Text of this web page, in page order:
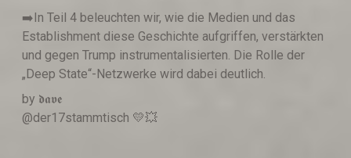
➡️In Teil 4 beleuchten wir, wie die Medien und das
Establishment diese Geschichte aufgriffen, verstärkten
und gegen Trump instrumentalisierten. Die Rolle der
„Deep State“-Netzwerke wird dabei deutlich.
by 𝖉𝖆𝖛𝖊
@der17stammtisch 💛💥